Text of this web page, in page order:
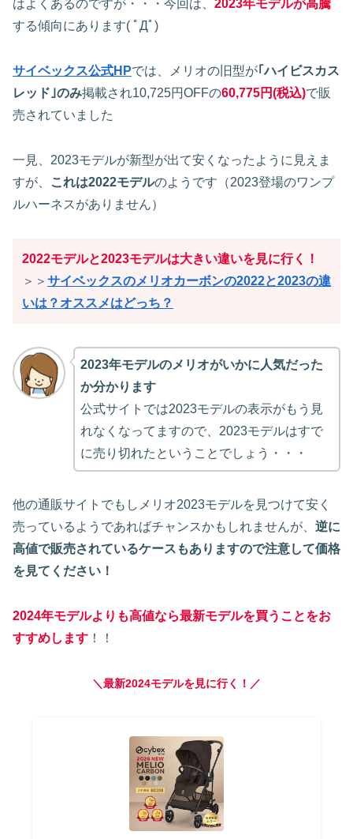
はよくあるのですが・・・今回は、 2023年モデルが高騰
する傾向にあります( ﾟДﾟ)
サイベックス公式HPでは、メリオの旧型が｢ハイビスカス
レッド｣のみ掲載され10,725円OFFの60,775円(税込)で販
売されていました
一見、2023モデルが新型が出て安くなったように見えま
すが、
これは2022モデルのようです（2023登場のワンプ
ルハーネスがありません）
2022モデルと2023モデルは大きい違いを見に行く！
＞＞ サイベックスのメリオカーボンの2022と2023の違
いは？オススメはどっち？
2023年モデルのメリオがいかに人気だった
か分かります
公式サイトでは2023モデルの表示がもう見
れなくなってますので、2023モデルはすで
に売り切れたということでしょう・・・
他の通販サイトでもしメリオ2023モデルを見つけて安く
売っているようであればチャンスかもしれませんが、 逆に
高値で販売されているケースもありますので注意して価格
を見てください！
2024年モデルよりも高値なら最新モデルを買うことをお
すすめします ！！
＼最新2024モデルを見に行く！／